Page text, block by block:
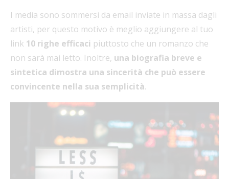
I media sono sommersi da email inviate in massa dagli
artisti, per questo motivo è meglio aggiungere al tuo
link 10 righe efficaci piuttosto che un romanzo che
non sarà mai letto. Inoltre, una biografia breve e
sintetica dimostra una sincerità che può essere
convincente nella sua semplicità.